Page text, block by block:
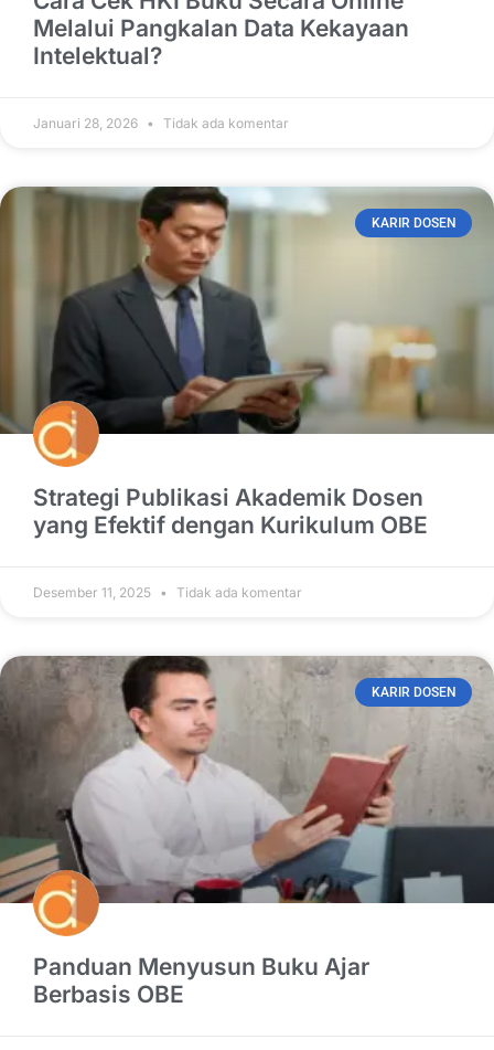
Melalui Pangkalan Data Kekayaan
Intelektual?
Januari 28, 2026 Tidak ada komentar
KARIR DOSEN
Strategi Publikasi Akademik Dosen
yang Efektif dengan Kurikulum OBE
Desember 11, 2025 Tidak ada komentar
KARIR DOSEN
Panduan Menyusun Buku Ajar
Berbasis OBE